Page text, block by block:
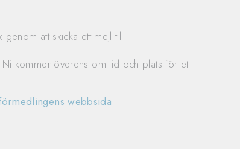
att skicka ett mejl till
kommer överens om tid och plats för ett
webbsida